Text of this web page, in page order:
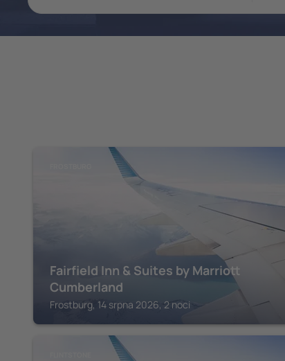
Fairfield Inn & Suites by Marriott
Cumberland
Frostburg, 14 srpna 2026, 2 noci